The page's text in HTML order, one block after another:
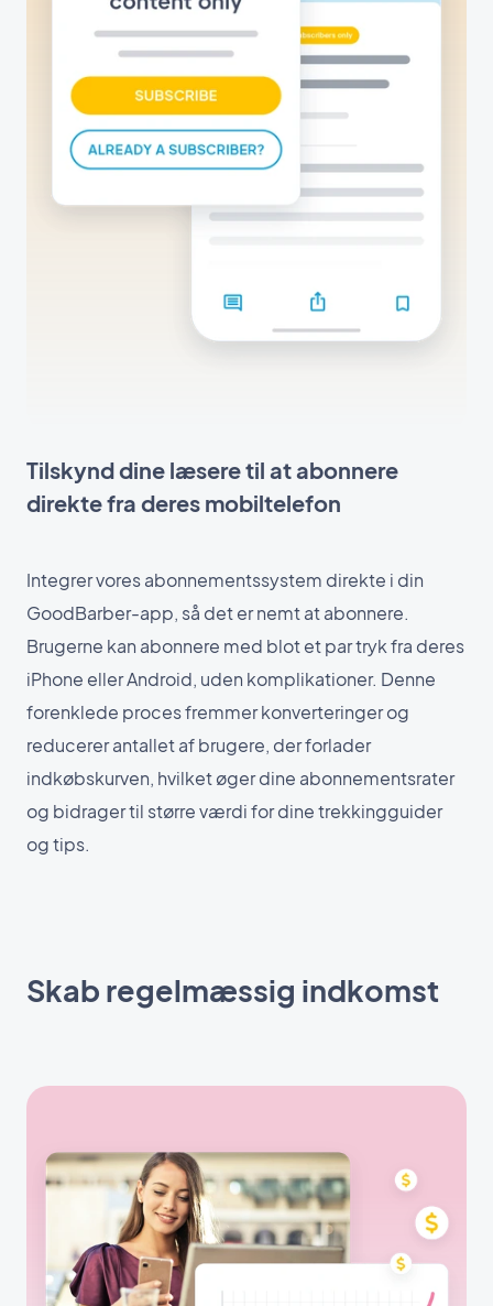
Tilskynd dine læsere til at abonnere
direkte fra deres mobiltelefon
Integrer vores abonnementssystem direkte i din
GoodBarber-app, så det er nemt at abonnere.
Brugerne kan abonnere med blot et par tryk fra deres
iPhone eller Android, uden komplikationer. Denne
forenklede proces fremmer konverteringer og
reducerer antallet af brugere, der forlader
indkøbskurven, hvilket øger dine abonnementsrater
og bidrager til større værdi for dine trekkingguider
og tips.
Skab regelmæssig indkomst